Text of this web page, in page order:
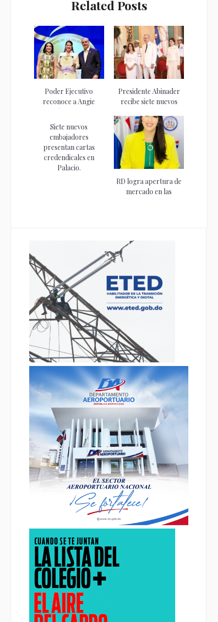
Related Posts
Poder Ejecutivo
reconoce a Angie
Presidente Abinader
recibe siete nuevos
fortalece...
Siete nuevos
embajadores
presentan cartas
credendicales en
Palacio.
RD logra apertura de
mercado en las